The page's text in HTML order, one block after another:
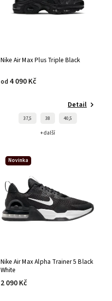
Nike Air Max Plus Triple Black
od 4 090 Kč
Detail
37,5 38 40,5
+ další
Novinka
Nike Air Max Alpha Trainer 5 Black
White
2 090 Kč